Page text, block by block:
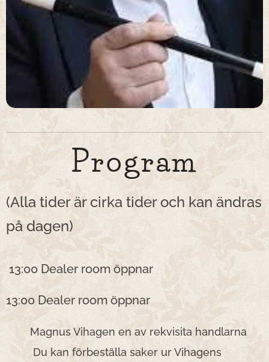
Program
(Alla tider är cirka tider och kan ändras
på dagen)
13:00 Dealer room öppnar
13:00 Dealer room öppnar
Magnus Vihagen en av rekvisita handlarna
Du kan förbeställa saker ur Vihagens